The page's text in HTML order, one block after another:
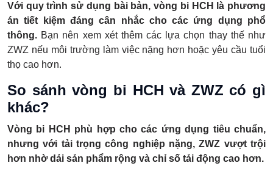
Với quy trình sử dụng bài bản, vòng bi HCH là phương
án tiết kiệm đáng cân nhắc cho các ứng dụng phổ
thông. Bạn nên xem xét thêm các lựa chọn thay thế như
ZWZ nếu môi trường làm việc nặng hơn hoặc yêu cầu tuổi
thọ cao hơn.
So sánh vòng bi HCH và ZWZ có gì
khác?
Vòng bi HCH phù hợp cho các ứng dụng tiêu chuẩn,
nhưng với tải trọng công nghiệp nặng, ZWZ vượt trội
hơn nhờ dải sản phẩm rộng và chỉ số tải động cao hơn.